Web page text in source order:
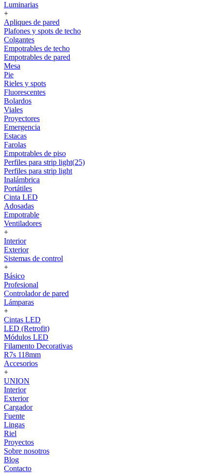
Luminarias
+
Apliques de pared
Plafones y spots de techo
Colgantes
Empotrables de techo
Empotrables de pared
Mesa
Pie
Rieles y spots
Fluorescentes
Bolardos
Viales
Proyectores
Emergencia
Estacas
Farolas
Empotrables de piso
Perfiles para strip light(25)
Perfiles para strip light
Inalámbrica
Portátiles
Cinta LED
Adosadas
Empotrable
Ventiladores
+
Interior
Exterior
Sistemas de control
+
Básico
Profesional
Controlador de pared
Lámparas
+
Cintas LED
LED (Retrofit)
Módulos LED
Filamento Decorativas
R7s 118mm
Accesorios
+
UNION
Interior
Exterior
Cargador
Fuente
Lingas
Riel
Proyectos
Sobre nosotros
Blog
Contacto